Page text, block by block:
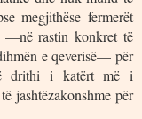
megjithëse fermerët
—në rastin konkret të
e qeverisë— për
drithi i katërt më i
jashtëzakonshme për